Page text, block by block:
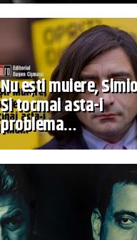
Nu ești muiere,
Și tocmai asta-i
problema…